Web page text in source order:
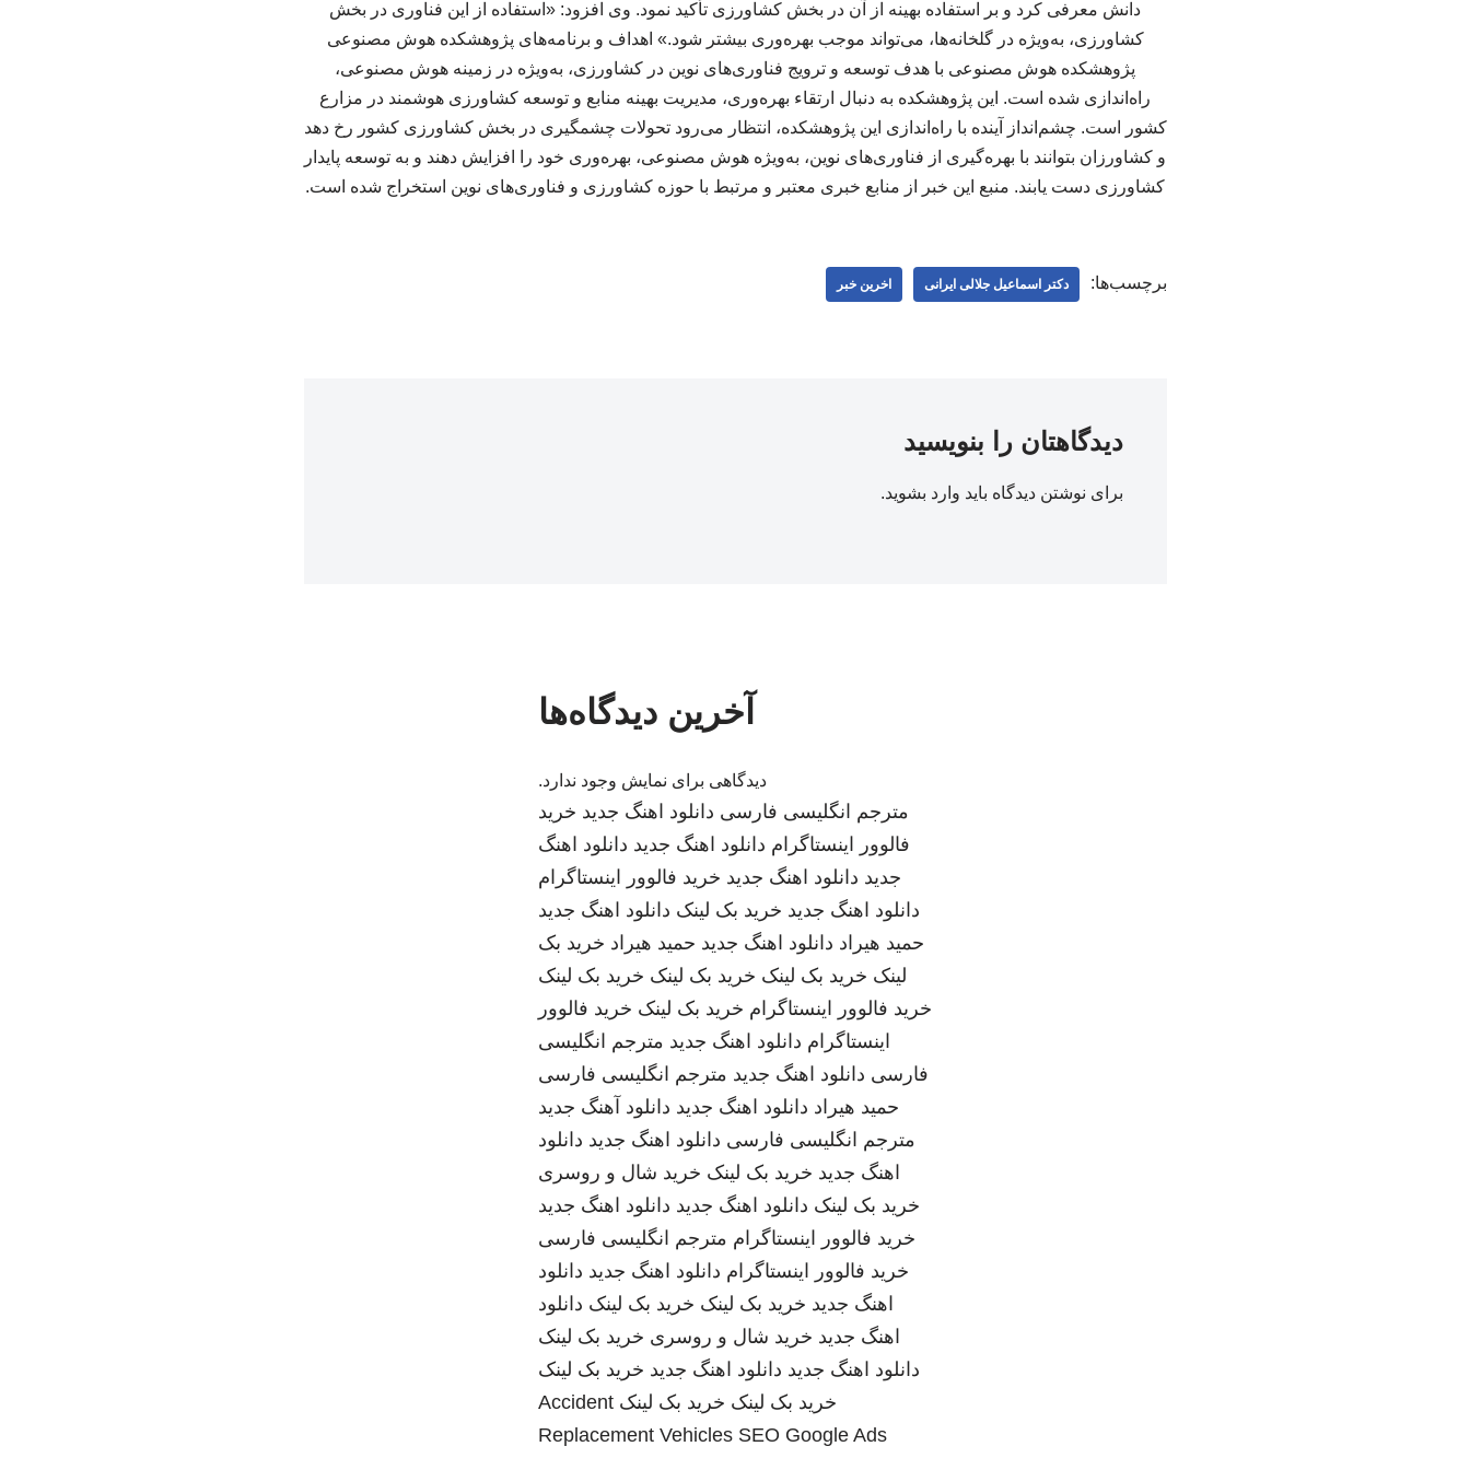
دانش معرفی کرد و بر استفاده بهینه از آن در بخش کشاورزی تأکید نمود. وی افزود: «استفاده از این فناوری در بخش
کشاورزی، به‌ویژه در گلخانه‌ها، می‌تواند موجب بهره‌وری بیشتر شود.» اهداف و برنامه‌های پژوهشکده هوش مصنوعی
پژوهشکده هوش مصنوعی با هدف توسعه و ترویج فناوری‌های نوین در کشاورزی، به‌ویژه در زمینه هوش مصنوعی،
راه‌اندازی شده است. این پژوهشکده به دنبال ارتقاء بهره‌وری، مدیریت بهینه منابع و توسعه کشاورزی هوشمند در مزارع
کشور است. چشم‌انداز آینده با راه‌اندازی این پژوهشکده، انتظار می‌رود تحولات چشمگیری در بخش کشاورزی کشور رخ دهد
و کشاورزان بتوانند با بهره‌گیری از فناوری‌های نوین، به‌ویژه هوش مصنوعی، بهره‌وری خود را افزایش دهند و به توسعه پایدار
کشاورزی دست یابند. منبع این خبر از منابع خبری معتبر و مرتبط با حوزه کشاورزی و فناوری‌های نوین استخراج شده است.
برچسب‌ها: دکتر اسماعیل جلالی ایرانی اخرین خبر
دیدگاهتان را بنویسید
برای نوشتن دیدگاه باید وارد بشوید.
آخرین دیدگاه‌ها
دیدگاهی برای نمایش وجود ندارد.
مترجم انگلیسی فارسی دانلود اهنگ جدید خرید
فالوور اینستاگرام دانلود اهنگ جدید دانلود اهنگ
جدید دانلود اهنگ جدید خرید فالوور اینستاگرام
دانلود اهنگ جدید خرید بک لینک دانلود اهنگ جدید
حمید هیراد دانلود اهنگ جدید حمید هیراد خرید بک
لینک خرید بک لینک خرید بک لینک خرید بک لینک
خرید فالوور اینستاگرام خرید بک لینک خرید فالوور
اینستاگرام دانلود اهنگ جدید مترجم انگلیسی
فارسی دانلود اهنگ جدید مترجم انگلیسی فارسی
حمید هیراد دانلود اهنگ جدید دانلود آهنگ جدید
مترجم انگلیسی فارسی دانلود اهنگ جدید دانلود
اهنگ جدید خرید بک لینک خرید شال و روسری
خرید بک لینک دانلود اهنگ جدید دانلود اهنگ جدید
خرید فالوور اینستاگرام مترجم انگلیسی فارسی
خرید فالوور اینستاگرام دانلود اهنگ جدید دانلود
اهنگ جدید خرید بک لینک خرید بک لینک دانلود
اهنگ جدید خرید شال و روسری خرید بک لینک
دانلود اهنگ جدید دانلود اهنگ جدید خرید بک لینک
خرید بک لینک خرید بک لینک Accident
Replacement Vehicles SEO Google Ads